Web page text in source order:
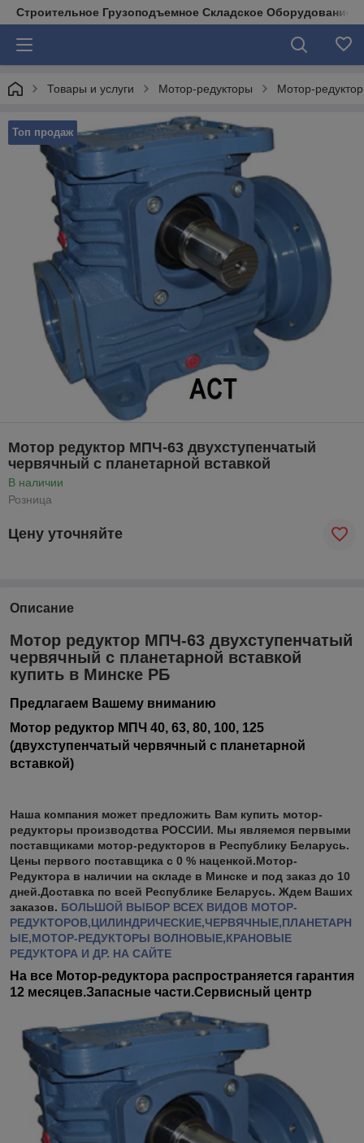
Строительное Грузоподъемное Складское Оборудование
Товары и услуги Мотор-редукторы Мотор-
Топ продаж
Мотор редуктор МПЧ-63 двухступенчатый
червячный с планетарной вставкой
В наличии
Розница
Цену уточняйте
Описание
Мотор редуктор МПЧ-63 двухступенчатый
червячный с планетарной вставкой
купить в Минске РБ
Предлагаем Вашему вниманию
Мотор редуктор МПЧ 40, 63, 80, 100, 125
(двухступенчатый червячный с планетарной
вставкой)
Наша компания может предложить Вам купить мотор-
редукторы производства РОССИИ. Мы являемся первыми
поставщиками мотор-редукторов в Республику Беларусь.
Цены первого поставщика с 0 % наценкой.Мотор-
Редуктора в наличии на складе в Минске и под заказ до 10
дней.Доставка по всей Республике Беларусь. Ждем Ваших
заказов. БОЛЬШОЙ ВЫБОР ВСЕХ ВИДОВ МОТОР-
РЕДУКТОРОВ,ЦИЛИНДРИЧЕСКИЕ,ЧЕРВЯЧНЫЕ,ПЛАНЕТАРН
ЫЕ,МОТОР-РЕДУКТОРЫ ВОЛНОВЫЕ,КРАНОВЫЕ
РЕДУКТОРА И ДР. НА САЙТЕ
На все Мотор-редуктора распространяется гарантия
12 месяцев.Запасные части.Сервисный центр